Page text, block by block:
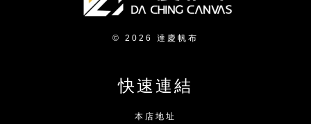
© 2026 達慶帆布
快速連結
本店地址